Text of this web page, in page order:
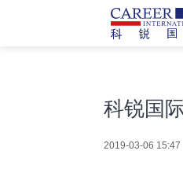
科锐国
2019-03-06 15:47